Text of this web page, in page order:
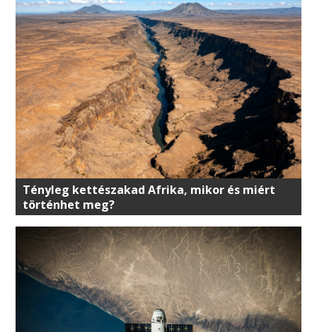
Tényleg kettészakad Afrika, mikor és miért
történhet meg?